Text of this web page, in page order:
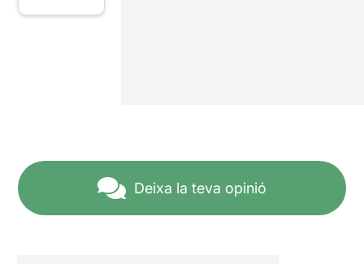
Deixa la teva opinió